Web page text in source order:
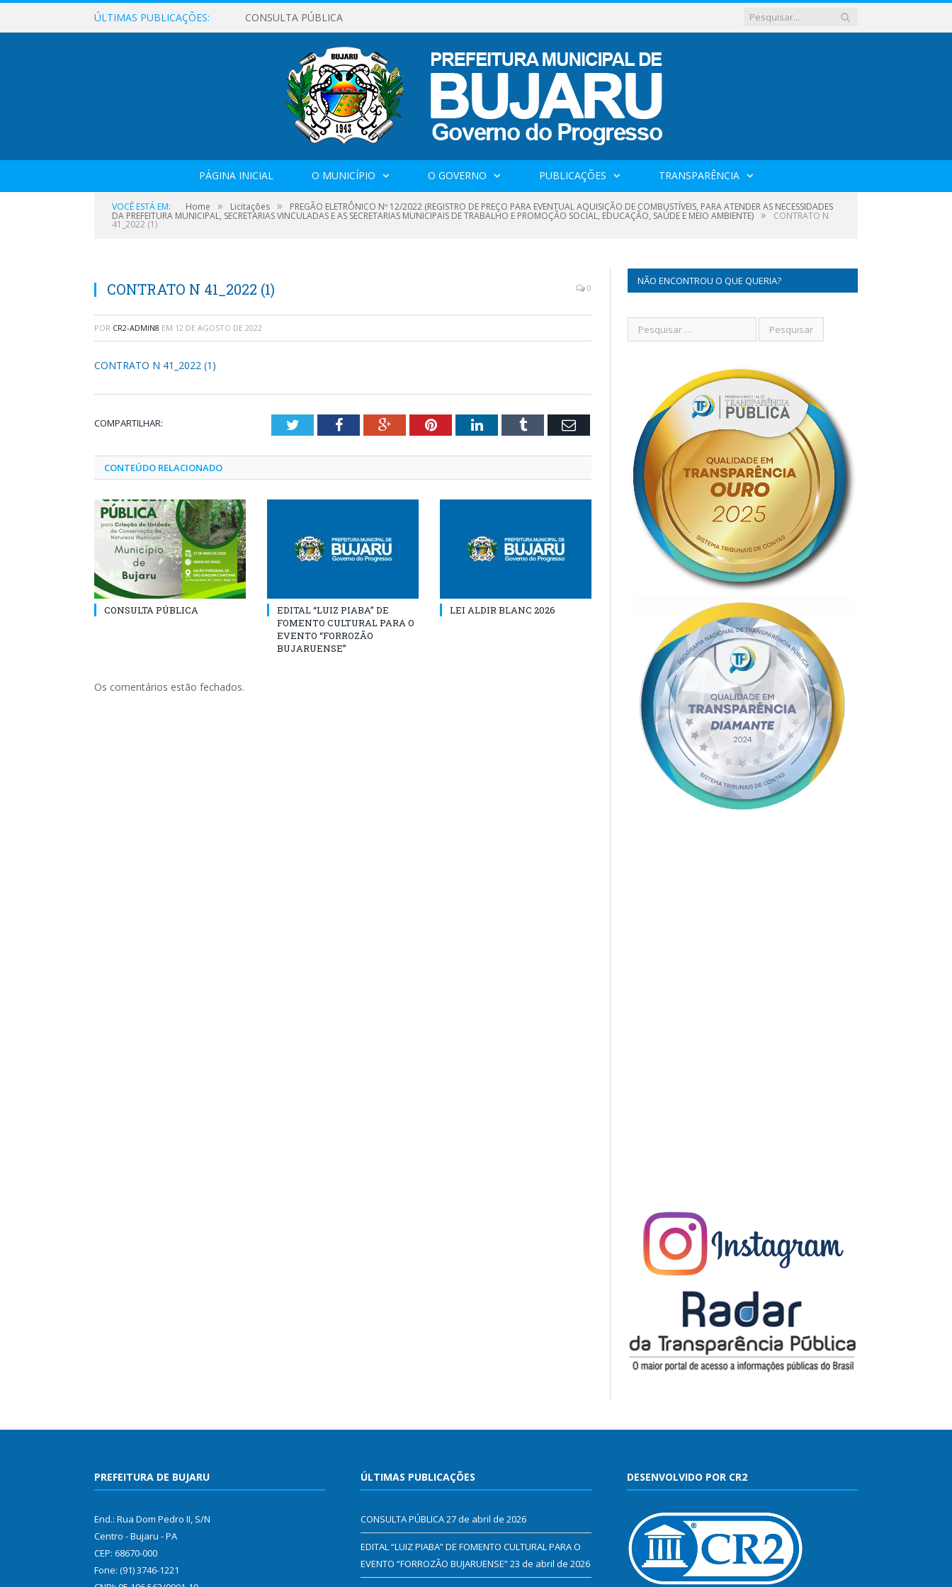
ÚLTIMAS PUBLICAÇÕES: CONSULTA PÚBLICA
PÁGINA INICIAL O MUNICÍPIO O GOVERNO PUBLICAÇÕES TRANSPARÊNCIA
VOCÊ ESTÁ EM: Home » Licitações » PREGÃO ELETRÔNICO Nº 12/2022 (REGISTRO DE PREÇO PARA EVENTUAL AQUISIÇÃO DE COMBUSTÍVEIS, PARA ATENDER AS NECESSIDADES
DA PREFEITURA MUNICIPAL, SECRETARIAS VINCULADAS E AS SECRETARIAS MUNICIPAIS DE TRABALHO E PROMOÇÃO SOCIAL, EDUCAÇÃO, SAÚDE E MEIO AMBIENTE) » CONTRATO N
41_2022 (1)
CONTRATO N 41_2022 (1) 0
POR CR2-ADMIN8 EM 12 DE AGOSTO DE 2022
CONTRATO N 41_2022 (1)
COMPARTILHAR: TwitterFacebookGoogle+PinterestLinkedInTumblr Email
CONTEÚDO RELACIONADO
CONSULTA PÚBLICA
EDITAL “LUIZ PIABA” DE
FOMENTO CULTURAL PARA O
EVENTO “FORROZÃO
BUJARUENSE”
LEI ALDIR BLANC 2026
Os comentários estão fechados.
NÃO ENCONTROU O QUE QUERIA?
PREFEITURA DE BUJARU
End.: Rua Dom Pedro II, S/N
Centro - Bujaru - PA
CEP: 68670-000
Fone: (91) 3746-1221
ÚLTIMAS PUBLICAÇÕES
CONSULTA PÚBLICA27 de abril de 2026
EDITAL “LUIZ PIABA” DE FOMENTO CULTURAL PARA O
EVENTO “FORROZÃO BUJARUENSE”23 de abril de 2026
DESENVOLVIDO POR CR2